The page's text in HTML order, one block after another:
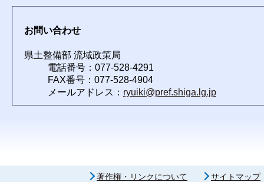
お問い合わせ
県土整備部 流域政策局
電話番号：077-528-4291
FAX番号：077-528-4904
メールアドレス： ryuiki@pref.shiga.lg.jp
著作権・リンクについて サイトマップ